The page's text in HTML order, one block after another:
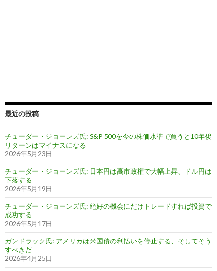
最近の投稿
チューダー・ジョーンズ氏: S&P 500を今の株価水準で買うと10年後
リターンはマイナスになる
2026年5月23日
チューダー・ジョーンズ氏: 日本円は高市政権で大幅上昇、ドル円は
下落する
2026年5月19日
チューダー・ジョーンズ氏: 絶好の機会にだけトレードすれば投資で
成功する
2026年5月17日
ガンドラック氏: アメリカは米国債の利払いを停止する、そしてそう
すべきだ
2026年4月25日